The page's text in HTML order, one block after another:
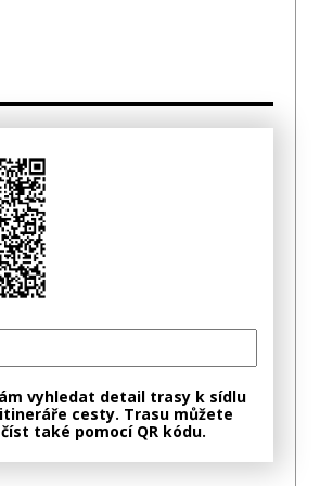
vyhledat detail trasy k sídlu
cesty. Trasu můžete
také pomocí QR kódu.